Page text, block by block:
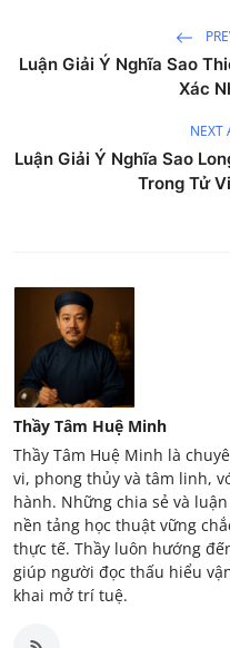
Luận Giải Ý Nghĩa Sao
Xác
NEXT
Luận Giải Ý Nghĩa Sao
Trong Tử
Thầy Tâm Huệ Minh
Thầy Tâm Huệ Minh là
vi, phong thủy và tâm linh,
hành. Những chia sẻ và
nền tảng học thuật vững
thực tế. Thầy luôn hướng
giúp người đọc thấu hiểu
khai mở trí tuệ.